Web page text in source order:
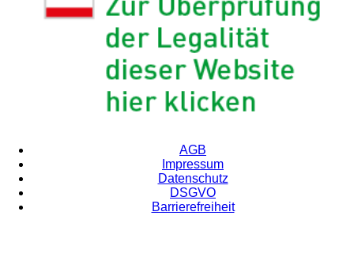
AGB
Impressum
Datenschutz
DSGVO
Barrierefreiheit